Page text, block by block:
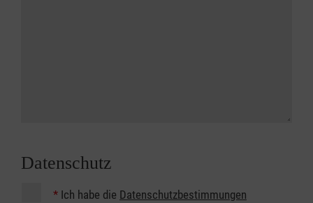
Datenschutz
* Ich habe die Datenschutzbestimmungen